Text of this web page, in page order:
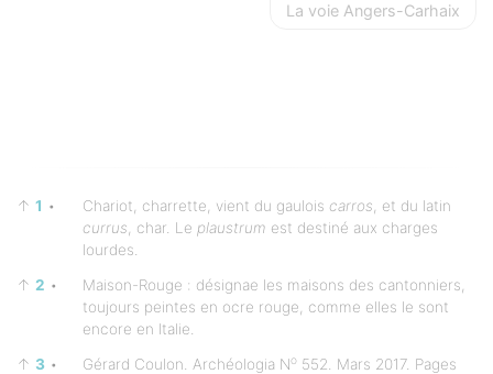
La voie Angers-Carhaix
↑ 1 • Chariot, charrette, vient du gaulois carros, et du latin
currus, char. Le plaustrum est destiné aux charges
lourdes.
↑ 2 •
Maison-Rouge : désignae les maisons des cantonniers,
toujours peintes en ocre rouge, comme elles le sont
encore en Italie.
↑ 3 • Gérard Coulon. Archéologia No 552. Mars 2017. Pages